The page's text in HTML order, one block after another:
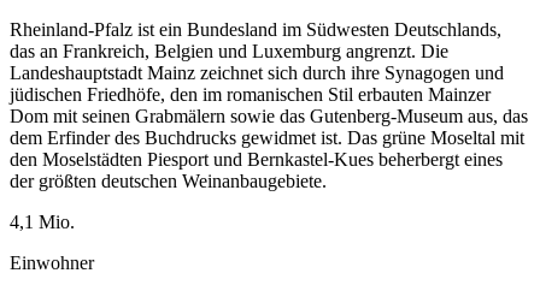
Rheinland-Pfalz ist ein Bundesland im Südwesten Deutschlands,
das an Frankreich, Belgien und Luxemburg angrenzt. Die
Landeshauptstadt Mainz zeichnet sich durch ihre Synagogen und
jüdischen Friedhöfe, den im romanischen Stil erbauten Mainzer
Dom mit seinen Grabmälern sowie das Gutenberg-Museum aus, das
dem Erfinder des Buchdrucks gewidmet ist. Das grüne Moseltal mit
den Moselstädten Piesport und Bernkastel-Kues beherbergt eines
der größten deutschen Weinanbaugebiete.
4,1 Mio.
Einwohner